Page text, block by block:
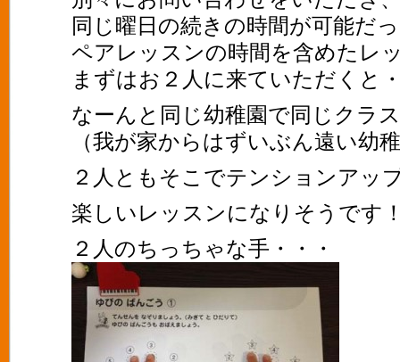
同じ曜日の続きの時間が可能だ
ペアレッスンの時間を含めたレ
まずはお２人に来ていただくと
なーんと同じ幼稚園で同じクラ
（我が家からはずいぶん遠い幼
２人ともそこでテンションアッ
楽しいレッスンになりそうです
２人のちっちゃな手・・・